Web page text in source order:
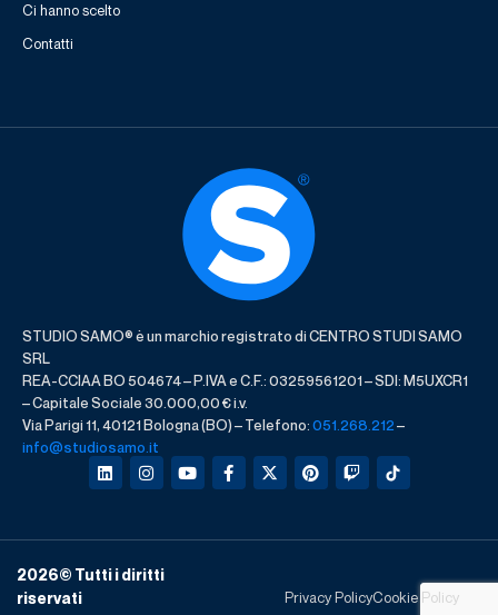
Ci hanno scelto
Contatti
STUDIO SAMO® è un marchio registrato di CENTRO STUDI SAMO
SRL
REA-CCIAA BO 504674 – P.IVA e C.F.: 03259561201 – SDI: M5UXCR1
– Capitale Sociale 30.000,00 € i.v.
Via Parigi 11, 40121 Bologna (BO) – Telefono:051.268.212–
info@studiosamo.it
2026© Tutti i diritti
riservati​
Privacy PolicyCookie Policy